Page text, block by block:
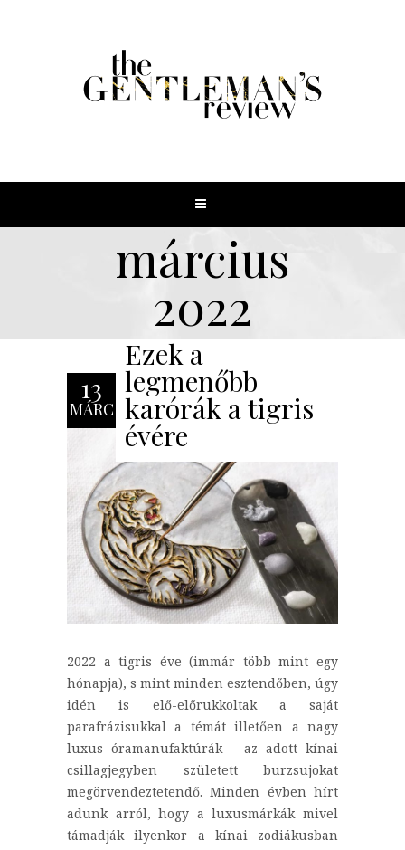
március
2022
13
MÁRC
Ezek a
legmenőbb
karórák a tigris
évére
2022 a tigris éve (immár több mint egy
hónapja), s mint minden esztendőben, úgy
idén is elő-előrukkoltak a saját
parafrázisukkal a témát illetően a nagy
luxus óramanufaktúrák - az adott kínai
csillagjegyben született burzsujokat
megörvendeztetendő. Minden évben hírt
adunk arról, hogy a luxusmárkák mivel
támadják ilyenkor a kínai zodiákusban